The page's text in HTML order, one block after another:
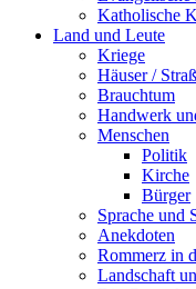
Katholische
Land und Leute
Kriege
Häuser /
Brauchtum
Handwerk
Menschen
Politik
Kirche
Bürger
Sprache und
Anekdoten
Rommerz in
Landschaft